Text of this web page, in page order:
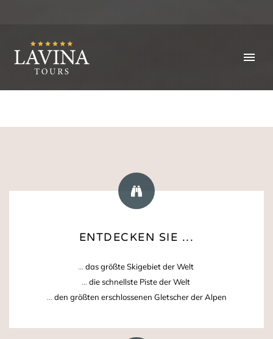
ENTDECKEN SIE ...
... das größte Skigebiet der Welt
... die schnellste Piste der Welt
... den größten erschlossenen Gletscher der Alpen